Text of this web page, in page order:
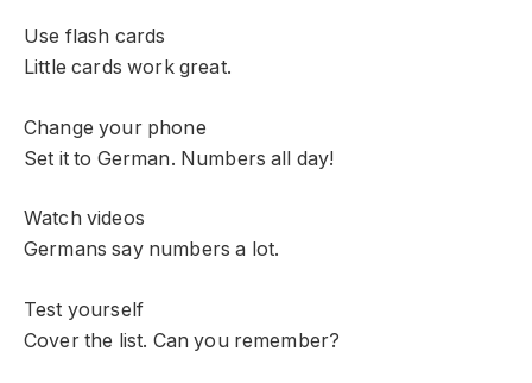
Use flash cards
Little cards work great.
Change your phone
Set it to German. Numbers all day!
Watch videos
Germans say numbers a lot.
Test yourself
Cover the list. Can you remember?